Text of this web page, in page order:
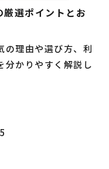
選ポイントとお
の理由や選び方、利
分かりやすく解説し